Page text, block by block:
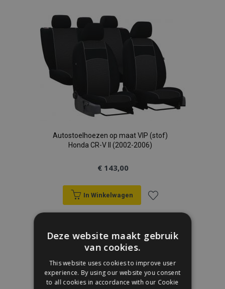
aan
verlanglijst
Autostoelhoezen op maat VIP (stof)
Honda CR-V II (2002-2006)
€ 143,00
In Winkelwagen
Voeg
toe
verlanglijst
Deze website maakt gebruik
van cookies.
This website uses cookies to improve user
experience. By using our website you consent
to all cookies in accordance with our Cookie